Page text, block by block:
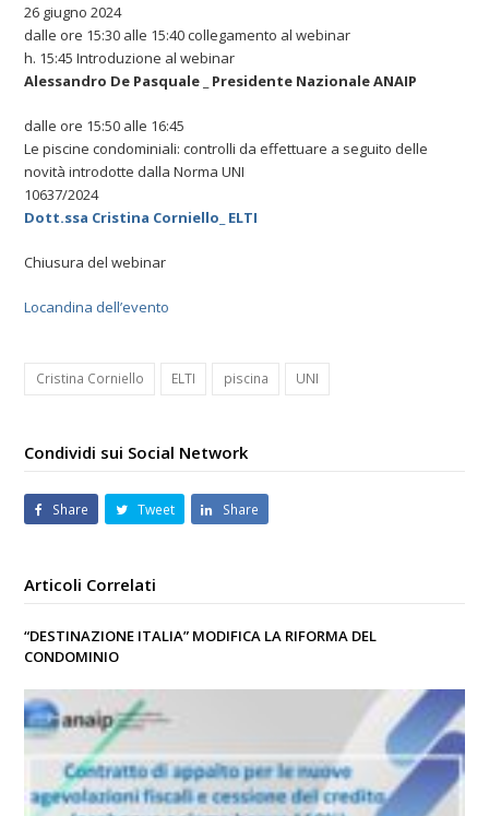
26 giugno 2024
dalle ore 15:30 alle 15:40 collegamento al webinar
h. 15:45 Introduzione al webinar
Alessandro De Pasquale _ Presidente Nazionale ANAIP
dalle ore 15:50 alle 16:45
Le piscine condominiali: controlli da effettuare a seguito delle
novità introdotte dalla Norma UNI
10637/2024
Dott.ssa Cristina Corniello_ ELTI
Chiusura del webinar
Locandina dell’evento
Cristina Corniello ELTI piscina UNI
Condividi sui Social Network
Share Tweet Share
Articoli Correlati
“DESTINAZIONE ITALIA” MODIFICA LA RIFORMA DEL
CONDOMINIO